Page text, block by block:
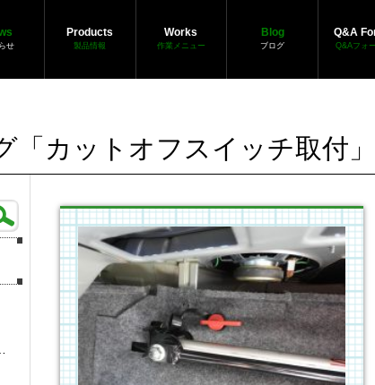
せ
Products
製品情報
Works
作業メニュー
Blog
ブログ
Q&A
Q&Aフォ
「カットオフスイッチ取付